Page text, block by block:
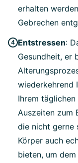
erhalten
Gebrechen
Entstressen:
Gesundheit, er
wiederkehrend
Ihrem
Auszeiten zum
die nicht gerne
Körper auch
bieten, um